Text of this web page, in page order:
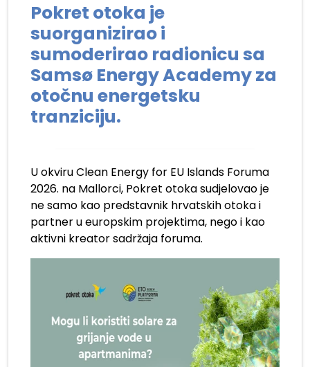
Pokret otoka je
suorganizirao i
sumoderirao radionicu sa
Samsø Energy Academyza
otočnu energetsku
tranziciju.
U okviru Clean Energy for EU Islands Foruma
2026. na Mallorci, Pokret otoka sudjelovao je
ne samo kao predstavnik hrvatskih otoka i
partner u europskim projektima, nego i kao
aktivni kreator sadržaja foruma.